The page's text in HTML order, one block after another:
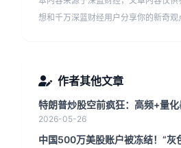
想和千万深蓝财经用户分享你的新奇观
作者其他文章
特朗普炒股空前疯狂：高频+量
2026-05-26
中国500万美股账户被冻结！“灰